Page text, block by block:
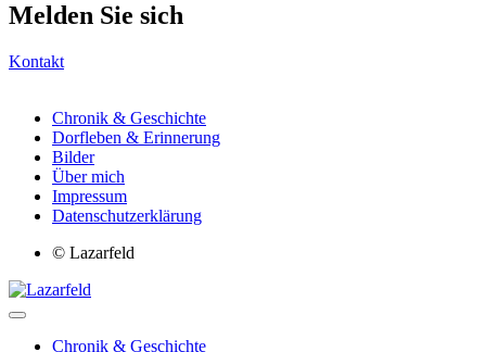
Melden Sie sich
Kontakt
Chronik & Geschichte
Dorfleben & Erinnerung
Bilder
Über mich
Impressum
Datenschutzerklärung
© Lazarfeld
Chronik & Geschichte